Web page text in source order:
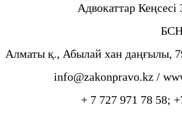
Адвокаттар
БСН
Алматы қ., Абылай хан даңғылы,
info@zakonpravo.kz /
+ 7 727 971 78 58;